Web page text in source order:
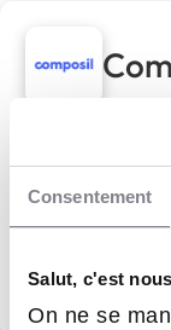
Consentement
Salut, c'est
On ne se
Become a
Apport